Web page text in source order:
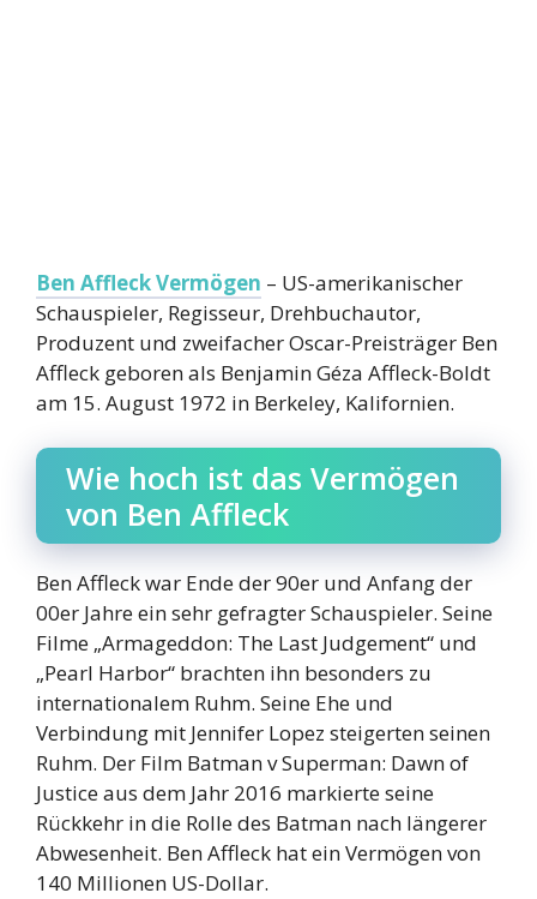
Ben Affleck Vermögen – US-amerikanischer
Schauspieler, Regisseur, Drehbuchautor,
Produzent und zweifacher Oscar-Preisträger Ben
Affleck geboren als Benjamin Géza Affleck-Boldt
am 15. August 1972 in Berkeley, Kalifornien.
Wie hoch ist das Vermögen
von Ben Affleck
Ben Affleck war Ende der 90er und Anfang der
00er Jahre ein sehr gefragter Schauspieler. Seine
Filme „Armageddon: The Last Judgement“ und
„Pearl Harbor“ brachten ihn besonders zu
internationalem Ruhm. Seine Ehe und
Verbindung mit Jennifer Lopez steigerten seinen
Ruhm. Der Film Batman v Superman: Dawn of
Justice aus dem Jahr 2016 markierte seine
Rückkehr in die Rolle des Batman nach längerer
Abwesenheit. Ben Affleck hat ein Vermögen von
140 Millionen US-Dollar.